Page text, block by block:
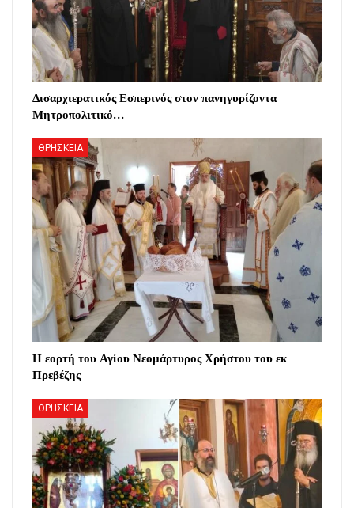
Δισαρχιερατικός Εσπερινός στον πανηγυρίζοντα
Μητροπολιτικό…
ΘΡΗΣΚΕΙΑ
Η εορτή του Αγίου Νεομάρτυρος Χρήστου του εκ
Πρεβέζης
ΘΡΗΣΚΕΙΑ